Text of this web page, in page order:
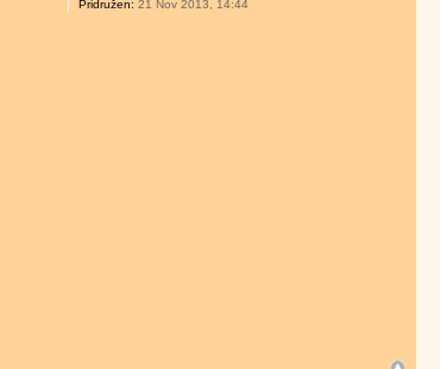
Pridružen: 21 Nov 2013, 14:44